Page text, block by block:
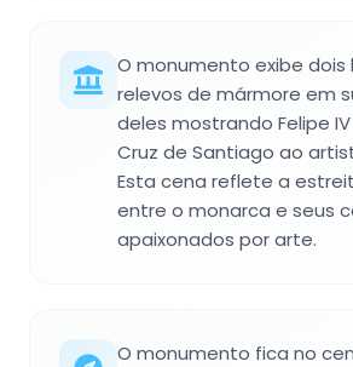
O monumento exibe dois
relevos de mármore em
deles mostrando Felipe
Cruz de Santiago ao
Esta cena reflete a
entre o monarca e seus
apaixonados por arte.
O monumento fica no